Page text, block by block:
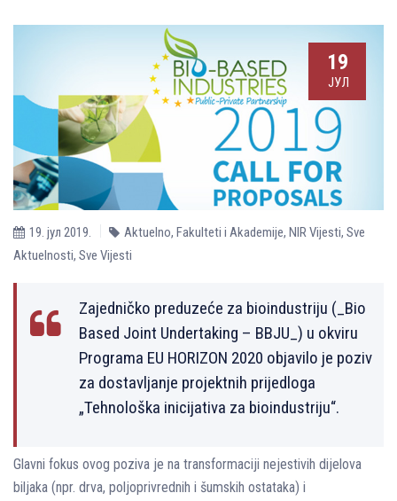
19
ЈУЛ
19. јул 2019. Aktuelno, Fakulteti i Akademije, NIR Vijesti, Sve
Aktuelnosti, Sve Vijesti
Zajedničko preduzeće za bioindustriju (_Bio
Based Joint Undertaking – BBJU_) u okviru
Programa EU HORIZON 2020 objavilo je poziv
za dostavljanje projektnih prijedloga
„Tehnološka inicijativa za bioindustriju“.
Glavni fokus ovog poziva je na transformaciji nejestivih dijelova
biljaka (npr. drva, poljoprivrednih i šumskih ostataka) i